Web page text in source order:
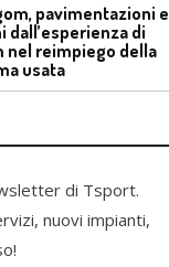
pavimentazioni e
dall’esperienza di
nel reimpiego della
usata
di Tsport.
nuovi impianti,